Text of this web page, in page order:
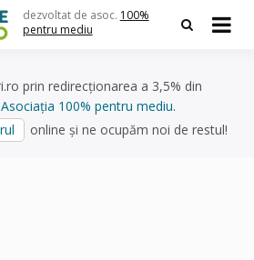
dezvoltat de asoc. 100%
pentru mediu
prin redirecționarea a 3,5% din
Asociația 100% pentru mediu.
online și ne ocupăm noi de restul!